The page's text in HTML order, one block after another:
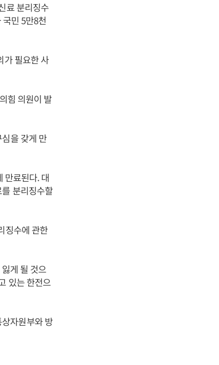
료 분리징수
민 5만8천
가 필요한 사
힘 의원이 발
을 갖게 만
만료된다. 대
분리징수할
징수에 관한
게 될 것으
있는 한전으
자원부와 방